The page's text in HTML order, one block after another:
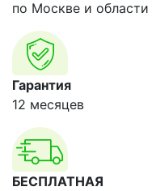
по Москве и области
Гарантия
12 месяцев
БЕСПЛАТНАЯ